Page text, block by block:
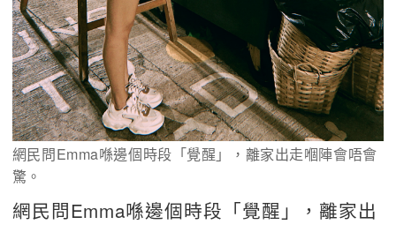
網民問Emma喺邊個時段「覺醒」，離家出走嗰陣會唔會
驚。
網民問Emma喺邊個時段「覺醒」，離家出